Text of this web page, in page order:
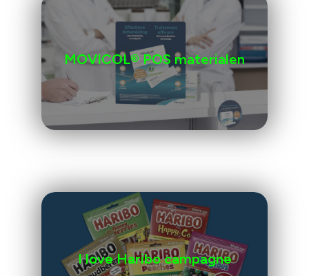
MOVICOL® POS materialen
I love Haribo campagne